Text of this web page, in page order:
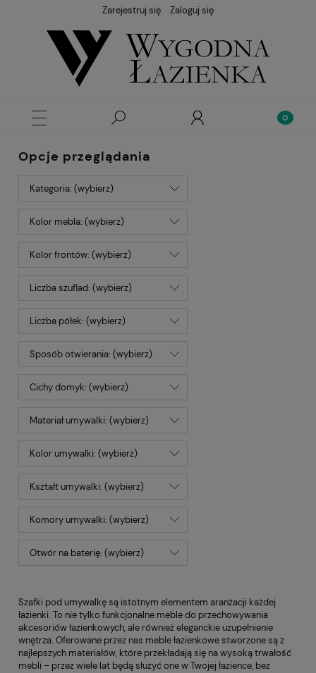
Zarejestruj się Zaloguj się
Opcje przeglądania
Kategoria: (wybierz)
Kolor mebla: (wybierz)
Kolor frontów: (wybierz)
Liczba szuflad: (wybierz)
Liczba półek: (wybierz)
Sposób otwierania: (wybierz)
Cichy domyk: (wybierz)
Materiał umywalki: (wybierz)
Kolor umywalki: (wybierz)
Kształt umywalki: (wybierz)
Komory umywalki: (wybierz)
Otwór na baterię: (wybierz)
Szafki pod umywalkę są istotnym elementem aranżacji każdej
łazienki. To nie tylko funkcjonalne meble do przechowywania
akcesoriów łazienkowych, ale również eleganckie uzupełnienie
wnętrza. Oferowane przez nas meble łazienkowe stworzone są z
najlepszych materiałów, które przekładają się na wysoką trwałość
mebli – przez wiele lat będą służyć one w Twojej łazience, bez